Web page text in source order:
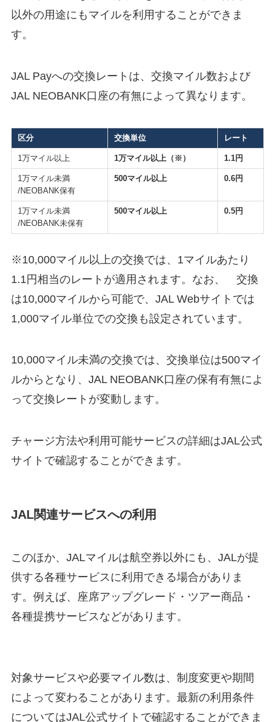
以外の用途にもマイルを利用することができま
す。
JAL Payへの交換レートは、交換マイル数および
JAL NEOBANK口座の有無によって異なります。
区分 交換単位 レート
1万マイル以上 1万マイル以上（※） 1.1円
1万マイル未満
/NEOBANK保有
500マイル以上 0.6円
1万マイル未満
/NEOBANK未保有
500マイル以上 0.5円
※10,000マイル以上の交換では、1マイルあたり
1.1円相当のレートが適用されます。なお、 交換
は10,000マイルから可能で、JAL Webサイトでは
1,000マイル単位での交換も設定されています。
10,000マイル未満の交換では、交換単位は500マイ
ルからとなり、JAL NEOBANK口座の保有有無によ
って交換レートが変動します。
チャージ方法や利用可能サービスの詳細はJAL公式
サイトで確認することができます。
JAL関連サービスへの利用
このほか、JALマイルは航空券以外にも、JALが提
供する各種サービスに利用できる場合がありま
す。例えば、座席アップグレード・ツアー商品・
各種提携サービスなどがあります。
対象サービスや必要マイル数は、制度変更や期間
によって変わることがあります。最新の利用条件
についてはJAL公式サイトで確認することができま